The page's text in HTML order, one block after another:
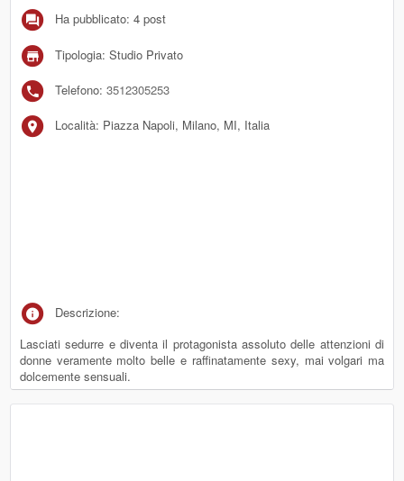
Ha pubblicato: 4 post
Tipologia: Studio Privato
Telefono:3512305253
Località: Piazza Napoli, Milano, MI, Italia
Descrizione:
Lasciati sedurre e diventa il protagonista assoluto delle attenzioni di
donne veramente molto belle e raffinatamente sexy, mai volgari ma
dolcemente sensuali.